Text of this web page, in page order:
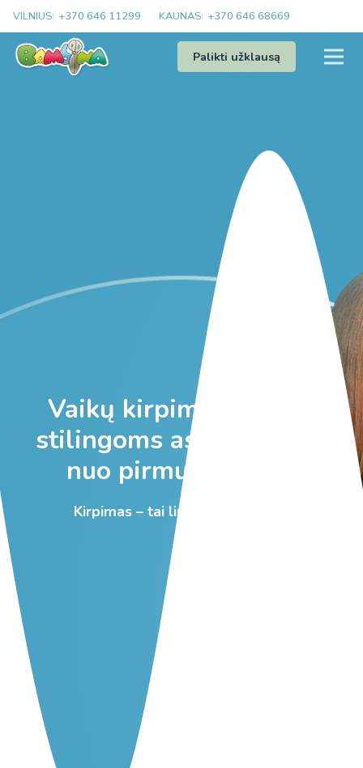
VILNIUS: +370 646 11299 KAUNAS: +370 646 68669
Palikti užklausą
Vaikų kirpimo studijos
stilingoms asmenybėms
nuo pirmų kirpimų!
Kirpimas – tai linksma pramoga!